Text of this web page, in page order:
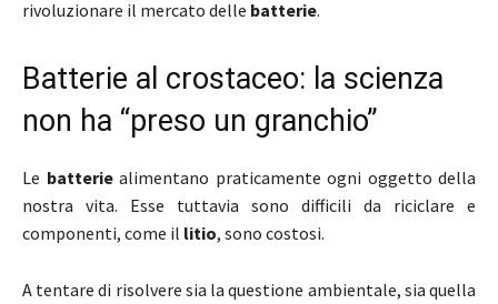
rivoluzionare il mercato delle batterie.
Batterie al crostaceo: la scienza
non ha “preso un granchio”
Le batteriealimentano praticamente ogni oggetto della
nostra vita. Esse tuttavia sono difficili da riciclare e
componenti, come il litio, sono costosi.
A tentare di risolvere sia la questione ambientale, sia quella